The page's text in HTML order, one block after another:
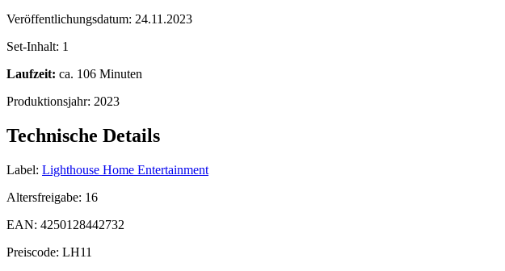
Veröffentlichungsdatum: 24.11.2023
Set-Inhalt: 1
Laufzeit: ca. 106 Minuten
Produktionsjahr: 2023
Technische Details
Label: Lighthouse Home Entertainment
Altersfreigabe: 16
EAN: 4250128442732
Preiscode: LH11